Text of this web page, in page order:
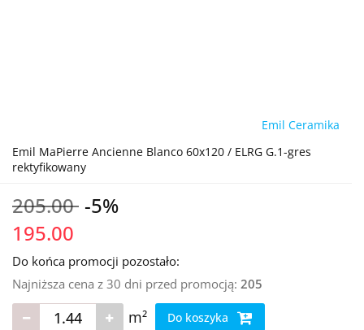
Emil Ceramika
Emil MaPierre Ancienne Blanco 60x120 / ELRG G.1-gres
rektyfikowany
205.00 -5%
195.00
Do końca promocji pozostało:
Najniższa cena z 30 dni przed promocją: 205
m² Do koszyka